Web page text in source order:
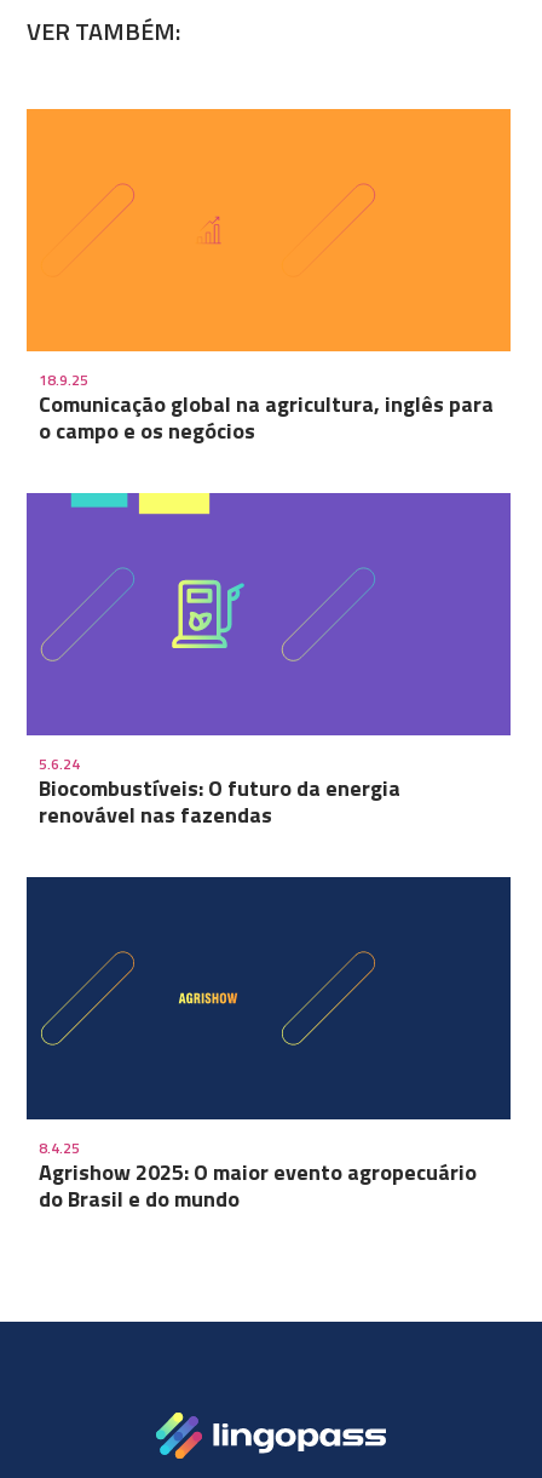
VER TAMBÉM:
18.9.25
Comunicação global na agricultura, inglês para
o campo e os negócios
5.6.24
Biocombustíveis: O futuro da energia
renovável nas fazendas
8.4.25
Agrishow 2025: O maior evento agropecuário
do Brasil e do mundo